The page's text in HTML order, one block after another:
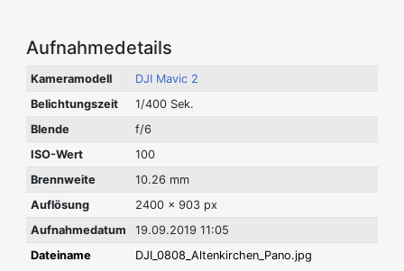
Aufnahmedetails
Kameramodell
DJI Mavic 2
Belichtungszeit
1/400 Sek.
Blende
f/6
ISO-Wert
100
Brennweite
10.26 mm
Auflösung
2400 x 903 px
Aufnahmedatum
19.09.2019 11:05
Dateiname
DJI_0808_Altenkirchen_Pano.jpg